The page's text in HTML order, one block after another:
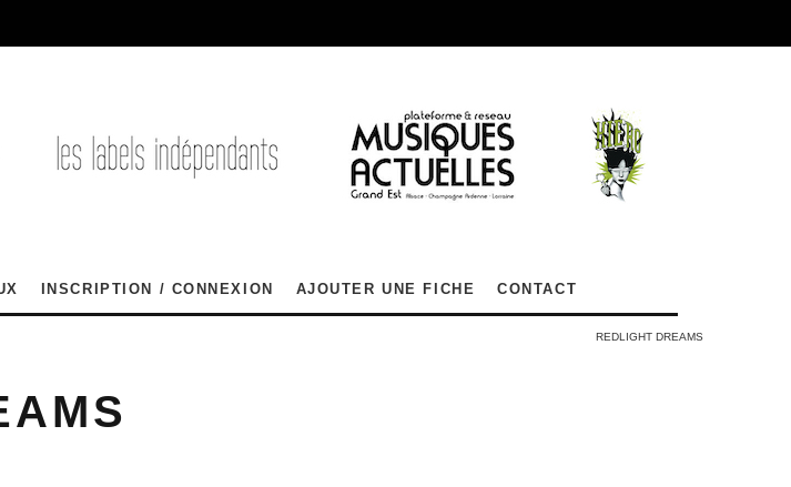
INSCRIPTION / CONNEXION AJOUTER UNE FICHE CONTACT
REDLIGHT DREAMS